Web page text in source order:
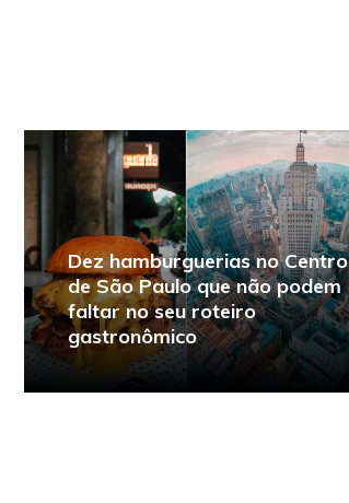
Dez hamburguerias no Centro
de São Paulo que não podem
faltar no seu roteiro
gastronômico